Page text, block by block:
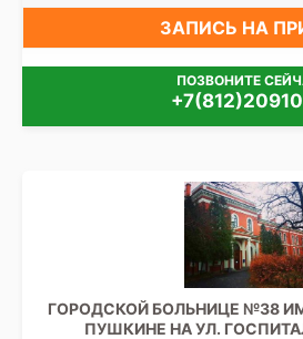
ЗАПИСЬ НА
ПОЗВОНИТЕ
ГОРОДСКОЙ БОЛЬНИЦЕ №38
ПУШКИНЕ НА УЛ.